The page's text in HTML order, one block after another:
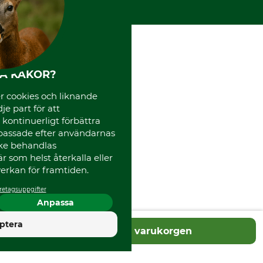
Lägg i varukorgen
Instagram TOS
Media
Code of Conduct
KAKOR?
cookies och liknande
part för att
kontinuerligt förbättra
efter användarnas
behandlas
som helst återkalla eller
för framtiden.
Anpassa